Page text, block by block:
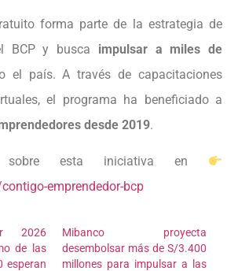
forma parte de la estrategia de
BCP y busca impulsar a miles de
el país. A través de capacitaciones
el programa ha beneficiado a
desde 2019.
sobre esta iniciativa en
emprendedor-bcp
2026
de las
esperan
Mibanco proyecta
desembolsar más de S/3.400
millones para impulsar a las